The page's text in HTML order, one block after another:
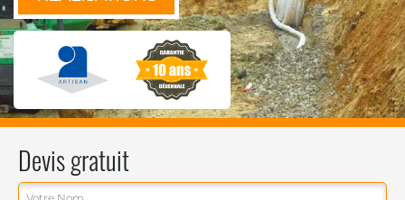
Devis gratuit